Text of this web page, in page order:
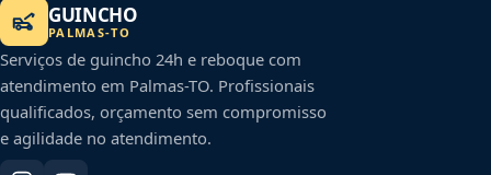
GUINCHO
PALMAS-TO
Serviços de guincho 24h e reboque com
atendimento em Palmas-TO. Profissionais
qualificados, orçamento sem compromisso
e agilidade no atendimento.